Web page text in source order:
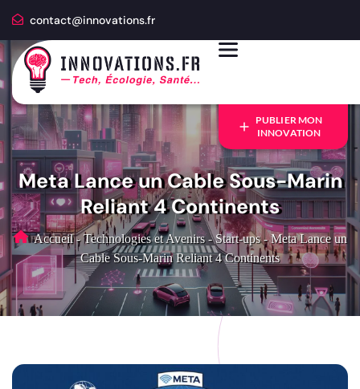
contact@innovations.fr
PUBLIER MON
INNOVATION
Meta Lance un Cable Sous-Marin
Reliant 4 Continents
Accueil - Technologies et Avenirs - Start-ups - Meta Lance un
Cable Sous-Marin Reliant 4 Continents